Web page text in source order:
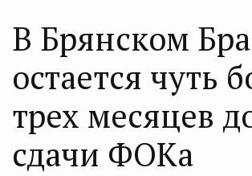
В Брянском
остается чуть
трех месяцев
сдачи ФОКа